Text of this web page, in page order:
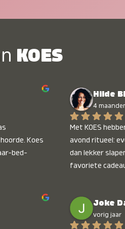
KOES
Koes
bed-
Hilde
4
Met KOES
avond ritueel:
dan lekker
favoriete
onbetaalbaar :)
Joke
vorig jaar